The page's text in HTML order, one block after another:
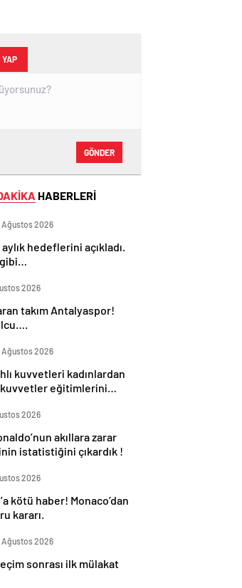
YAP
GÖNDER
HABERLERİ
Ağustos 2026
hedeflerini açıkladı.
2026
takım Antalyaspor!
Ağustos 2026
kuvvetleri kadınlardan
eğitimlerini
2026
akıllara zarar
istatistiğini çıkardık !
2026
kötü haber! Monaco’dan
kararı.
Ağustos 2026
sonrası ilk mülakat